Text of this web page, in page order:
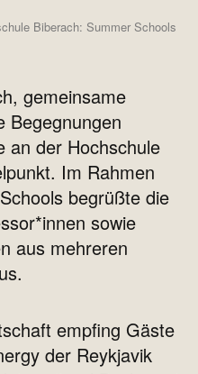
Biberach: Summer Schools
gemeinsame
Begegnungen
an der Hochschule
Im Rahmen
begrüßte die
sowie
aus mehreren
empfing Gäste
der Reykjavik